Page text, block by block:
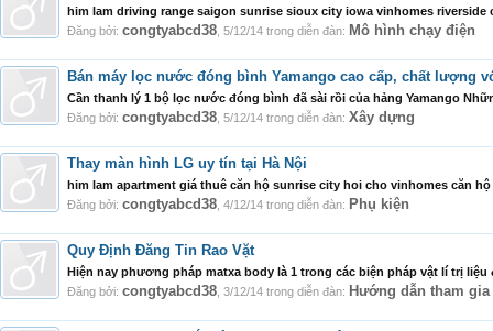
him lam driving range saigon sunrise sioux city iowa vinhomes riverside
Đăng bởi: congtyabcd38 5/12/14 trong diễn đàn: Mô hình chạy điện
Bán máy lọc nước đóng bình Yamango cao cấp, chất lượng
Cần thanh lý 1 bộ lọc nước đóng bình đã sài rồi của hảng Yamango
Đăng bởi: congtyabcd38 5/12/14 trong diễn đàn: Xây dựng
Thay màn hình LG uy tín tại Hà Nội
him lam apartment giá thuê căn hộ sunrise city hoi cho vinhomes căn
Đăng bởi: congtyabcd38 4/12/14 trong diễn đàn: Phụ kiện
Quy Định Đăng Tin Rao Vặt
Hiện nay phương pháp matxa body là 1 trong các biện pháp vật lí trị
Đăng bởi: congtyabcd38 3/12/14 trong diễn đàn: Hướng dẫn tham gia